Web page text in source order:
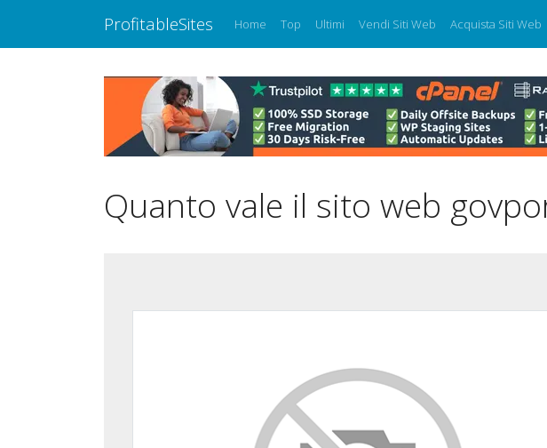
ProfitableSites Home Top Ultimi Vendi Siti Web Acquista Siti Web
Quanto vale il sito web